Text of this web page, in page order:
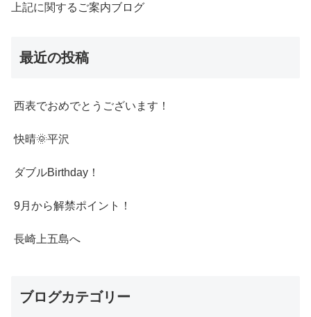
上記に関するご案内ブログ
最近の投稿
西表でおめでとうございます！
快晴🌞平沢
ダブルBirthday！
9月から解禁ポイント！
長崎上五島へ
ブログカテゴリー